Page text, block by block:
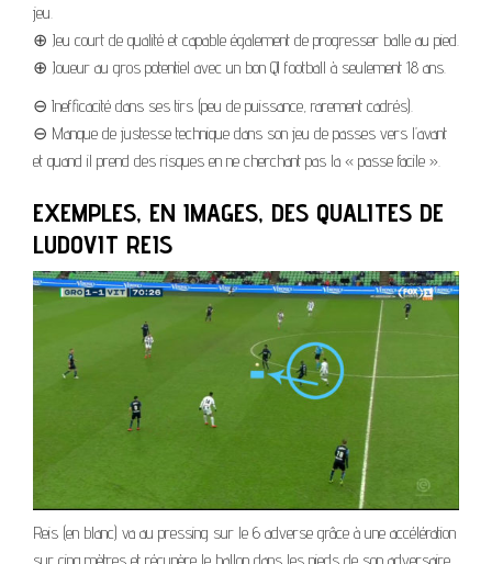
jeu.
⊕ Jeu court de qualité et capable également de progresser balle au pied.
⊕ Joueur au gros potentiel avec un bon QI football à seulement 18 ans.
⊖ Inefficacité dans ses tirs (peu de puissance, rarement cadrés).
⊖ Manque de justesse technique dans son jeu de passes vers l’avant
et quand il prend des risques en ne cherchant pas la « passe facile ».
EXEMPLES, EN IMAGES, DES QUALITES DE
LUDOVIT REIS
Reis (en blanc) va au pressing sur le 6 adverse grâce à une accélération